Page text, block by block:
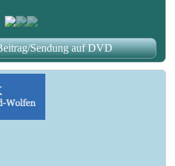
Sendung auf DVD